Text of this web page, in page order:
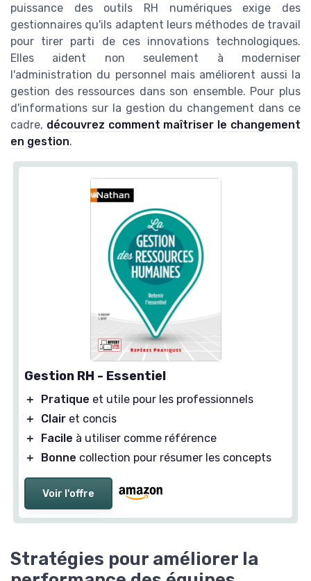
puissance des outils RH numériques exige des
gestionnaires qu'ils adaptent leurs méthodes de travail
pour tirer parti de ces innovations technologiques.
Elles aident non seulement à moderniser
l'administration du personnel mais améliorent aussi la
gestion des ressources dans son ensemble. Pour plus
d'informations sur la gestion du changement dans ce
cadre, découvrez comment maîtriser le changement
en gestion.
Gestion RH - Essentiel
＋ Pratique et utile pour les professionnels
＋
Clair et concis
＋
Facile à utiliser comme référence
＋
Bonne collection pour résumer les concepts
Voir l'offre
Stratégies pour améliorer la